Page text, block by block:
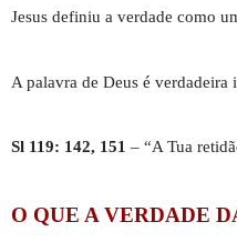
Jesus definiu a verdade como
A palavra de Deus é verdadeira
Sl 119: 142, 151 – “A Tua
O QUE A VERDADE